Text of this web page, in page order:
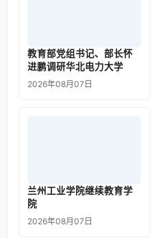
教育部党组书记、部长怀
进鹏调研华北电力大学
2026年08月07日
兰州工业学院继续教育学
院
2026年08月07日